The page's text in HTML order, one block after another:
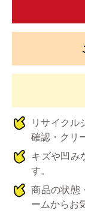
リサイクル
確認・クリ
キズや凹み
す。
商品の状態
ームからお